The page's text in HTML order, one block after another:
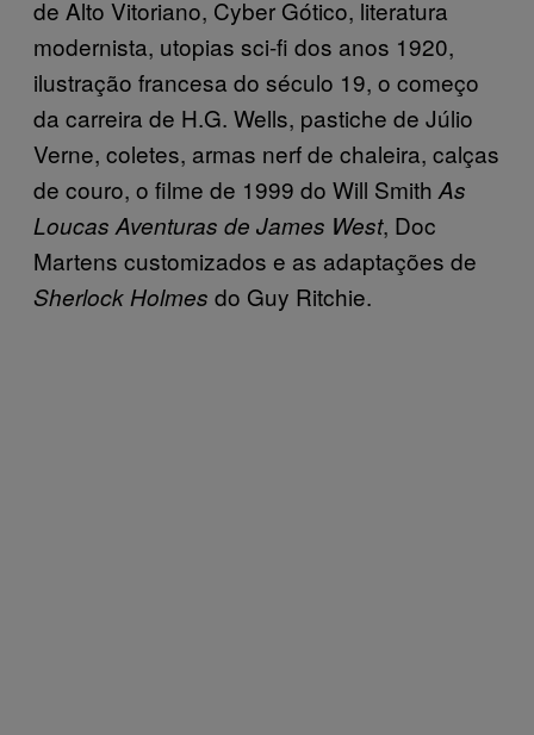
de Alto Vitoriano, Cyber Gótico, literatura
modernista, utopias sci-fi dos anos 1920,
ilustração francesa do século 19, o começo
da carreira de H.G. Wells, pastiche de Júlio
Verne, coletes, armas nerf de chaleira, calças
de couro, o filme de 1999 do Will Smith As
Loucas Aventuras de James West, Doc
Martens customizados e as adaptações de
Sherlock Holmes do Guy Ritchie.